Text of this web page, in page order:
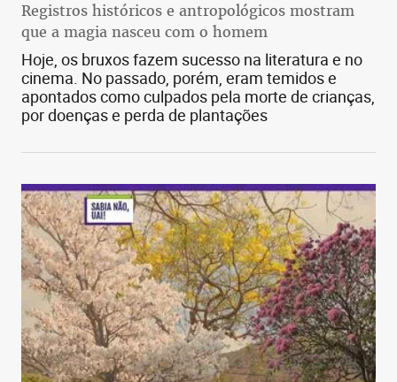
Registros históricos e antropológicos mostram
que a magia nasceu com o homem
Hoje, os bruxos fazem sucesso na literatura e no
cinema. No passado, porém, eram temidos e
apontados como culpados pela morte de crianças,
por doenças e perda de plantações